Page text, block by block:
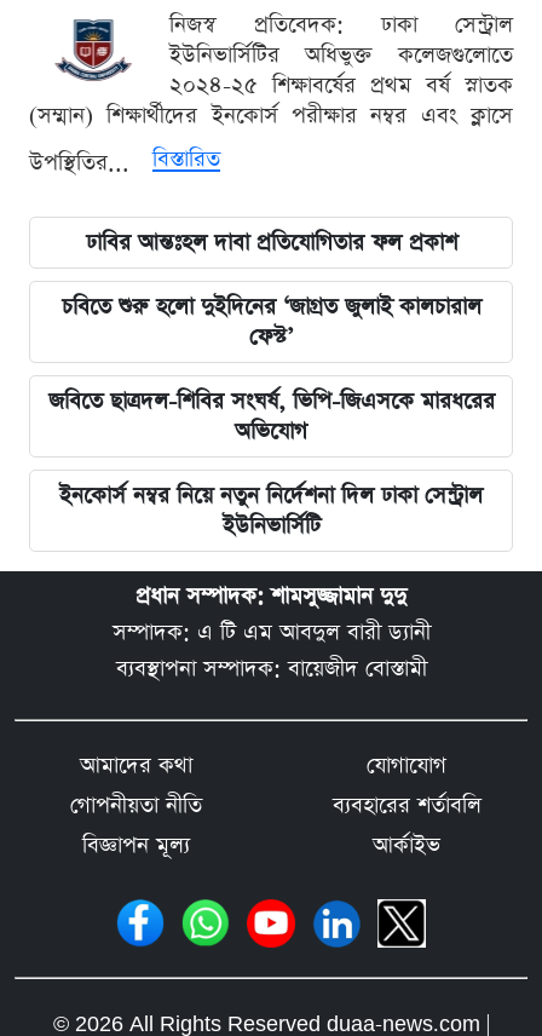
নিজস্ব প্রতিবেদক: ঢাকা সেন্ট্রাল
ইউনিভার্সিটির অধিভুক্ত কলেজগুলোতে
২০২৪-২৫ শিক্ষাবর্ষের প্রথম বর্ষ স্নাতক
(সম্মান) শিক্ষার্থীদের ইনকোর্স পরীক্ষার নম্বর এবং ক্লাসে
উপস্থিতির...
বিস্তারিত
ঢাবির আন্তঃহল দাবা প্রতিযোগিতার ফল প্রকাশ
চবিতে শুরু হলো দুইদিনের ‘জাগ্রত জুলাই কালচারাল
ফেস্ট’
জবিতে ছাত্রদল-শিবির সংঘর্ষ, ভিপি-জিএসকে মারধরের
অভিযোগ
ইনকোর্স নম্বর নিয়ে নতুন নির্দেশনা দিল ঢাকা সেন্ট্রাল
ইউনিভার্সিটি
প্রধান সম্পাদক: শামসুজ্জামান দুদু
সম্পাদক: এ টি এম আবদুল বারী ড্যানী
ব্যবস্থাপনা সম্পাদক: বায়েজীদ বোস্তামী
আমাদের কথা
যোগাযোগ
গোপনীয়তা নীতি
ব্যবহারের শর্তাবলি
বিজ্ঞাপন মূল্য
আর্কাইভ
© 2026 All Rights Reserved duaa-news.com |